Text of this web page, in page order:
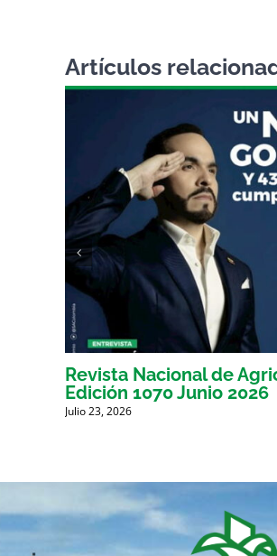
Artículos
Revista Nacional de
Edición 1070 Junio 2026
Julio 23, 2026